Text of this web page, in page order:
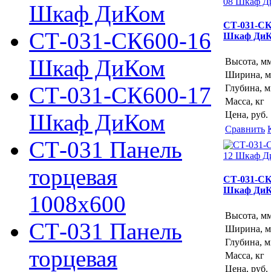
Шкаф ДиКом
СТ-031-СК600-16
Шкаф ДиКом
СТ-031-СК600-17
Шкаф ДиКом
СТ-031 Панель
торцевая
1008х600
СТ-031 Панель
торцевая
СТ-031-
Шкаф
Высота,
Ширина,
Глубина,
Масса, кг
Цена, руб.
Сравнить
СТ-031-
Шкаф
Высота,
Ширина,
Глубина,
Масса, кг
Цена, руб.